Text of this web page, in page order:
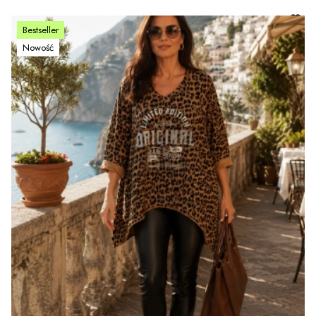
Bestseller
Nowość